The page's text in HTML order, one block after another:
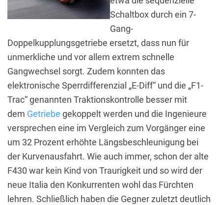
Schaltbox durch ein 7-
Gang-
Doppelkupplungsgetriebe ersetzt, dass nun für
unmerkliche und vor allem extrem schnelle
Gangwechsel sorgt. Zudem konnten das
elektronische Sperrdifferenzial „E-Diff“ und die „F1-
Trac“ genannten Traktionskontrolle besser mit
dem Getriebe gekoppelt werden und die Ingenieure
versprechen eine im Vergleich zum Vorgänger eine
um 32 Prozent erhöhte Längsbeschleunigung bei
der Kurvenausfahrt. Wie auch immer, schon der alte
F430 war kein Kind von Traurigkeit und so wird der
neue Italia den Konkurrenten wohl das Fürchten
lehren. Schließlich haben die Gegner zuletzt deutlich